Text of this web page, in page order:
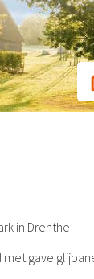
in Drenthe
gave